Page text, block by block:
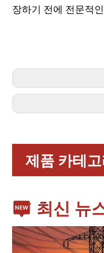
장하기 전에 전문적
제품 카테
최신 뉴
가전제품